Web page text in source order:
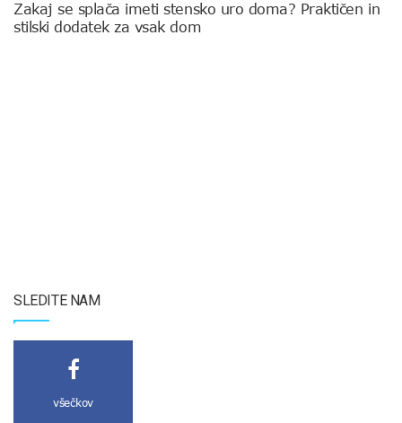
Zakaj se splača imeti stensko uro doma? Praktičen in
stilski dodatek za vsak dom
SLEDITE NAM
všečkov